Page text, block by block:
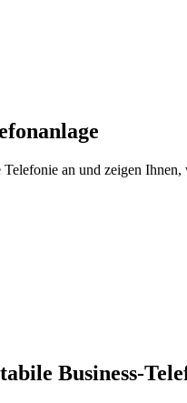
an und zeigen
Business-